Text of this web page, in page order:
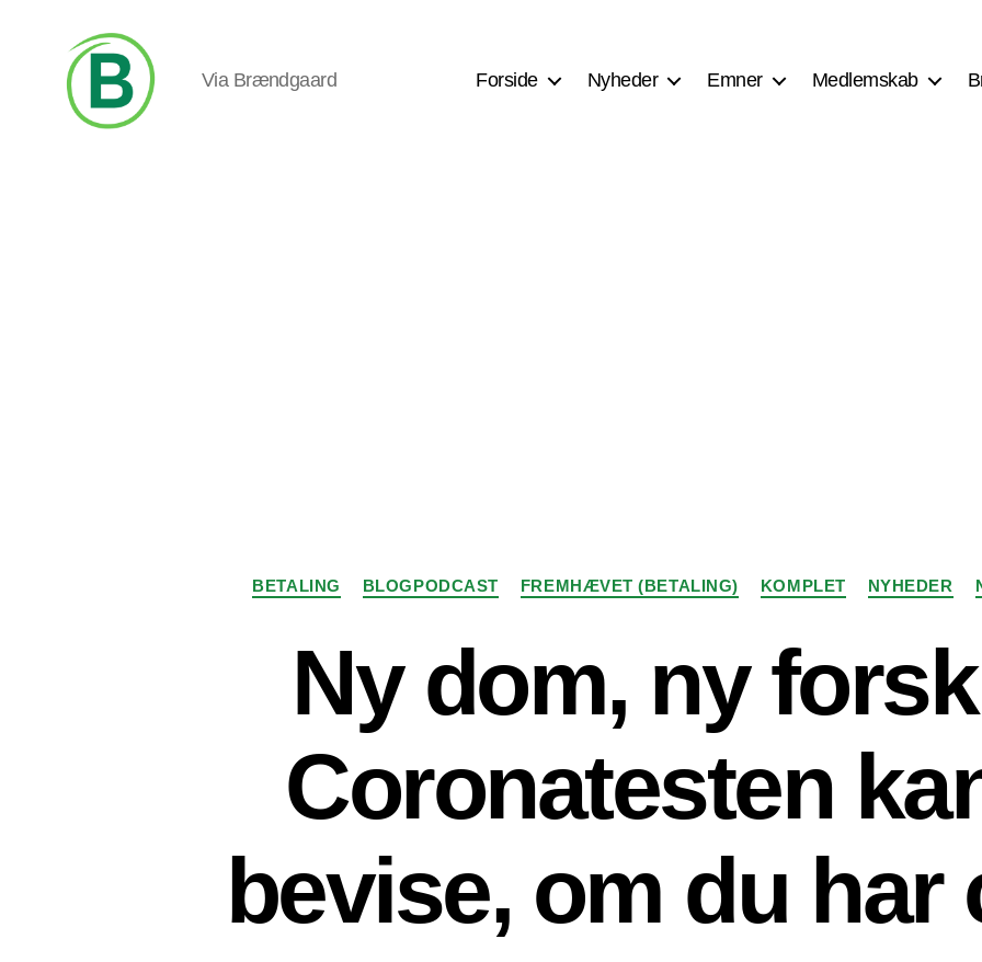
Via Brændgaard Forside Nyheder Emner Medlemskab
Kategorier
BETALING BLOGPODCAST FREMHÆVET (BETALING) KOMPLET NYHEDER
Ny dom, ny
Coronatesten
bevise, om du har